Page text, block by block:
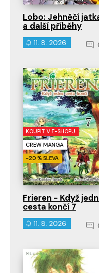
Lobo: Jehněčí
a další příběhy
11. 8. 2026
KOUPIT V E-SHOPU
CREW MANGA
-20 % SLEVA
Frieren - Když
cesta končí 7
11. 8. 2026